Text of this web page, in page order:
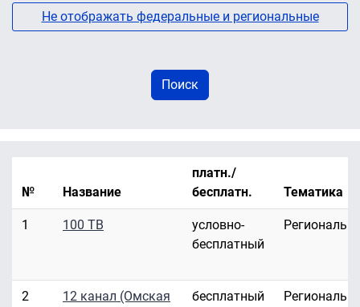
Не отображать федеральные и региональные
№ Название
платн./
бесплатн.
Тематика
1 100 ТВ
условно-
бесплатный
2
12 канал (Омская
бесплатный